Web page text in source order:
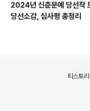
2024년 신춘문예 당선작
당선소감, 심사평 총정리
티스토리